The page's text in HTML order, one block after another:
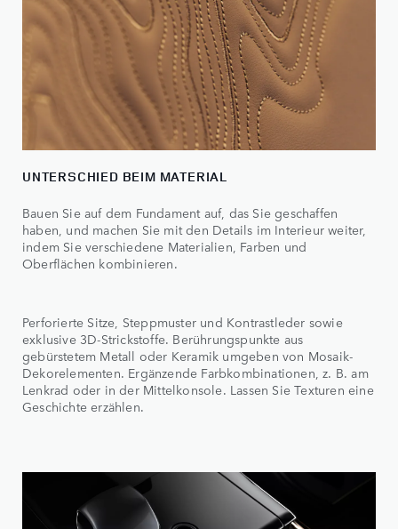
UNTERSCHIED BEIM MATERIAL
Bauen Sie auf dem Fundament auf, das Sie geschaffen
haben, und machen Sie mit den Details im Interieur weiter,
indem Sie verschiedene Materialien, Farben und
Oberflächen kombinieren.
Perforierte Sitze, Steppmuster und Kontrastleder sowie
exklusive 3D-Strickstoffe. Berührungspunkte aus
gebürstetem Metall oder Keramik umgeben von Mosaik-
Dekorelementen. Ergänzende Farbkombinationen, z. B. am
Lenkrad oder in der Mittelkonsole. Lassen Sie Texturen eine
Geschichte erzählen.